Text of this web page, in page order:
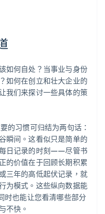
如何自处？当事业与身份
如何在创立和壮大企业的
我们来探讨一些具体的策
的习惯可归结为两句话：
瞬间。这看似只是简单的
日记录的时刻——尽管书
的价值在于回顾长期积累
三年的高低起伏记录，就
为模式。这些纵向数据能
时也能让您看清哪些部分
不快。